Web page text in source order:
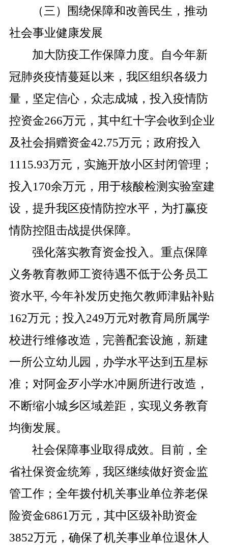
（三）围绕保障和改善民生，推动
社会事业健康发展
加大防疫工作保障力度。自今年新
冠肺炎疫情蔓延以来，我区组织各级力
量，坚定信心，众志成城，投入疫情防
控资金266万元，其中红十字会收到企业
及社会捐赠资金42.75万元；政府投入
1115.93万元，实施开放小区封闭管理；
投入 170余万元，用于核酸检测实验室建
设，提升我区疫情防控水平，为打赢疫
情防控阻击战提供保障。
强化落实教育资金投入。重点保障
义务教育教师工资待遇不低于公务员工
资水平, 今年补发历史拖欠教师津贴补贴
162万元；投入249万元对教育局所属学
校进行维修改造，完善配套设施，新建
一所公立幼儿园，办学水平达到五星标
准；对阿金歹小学水冲厕所进行改造，
不断缩小城乡区域差距，实现义务教育
均衡发展。
社会保障事业取得成效。目前，全
省社保资金统筹，我区继续做好资金监
管工作；全年拨付机关事业单位养老保
险资金6861万元，其中区级补助资金
3852万元，确保了机关事业单位退休人